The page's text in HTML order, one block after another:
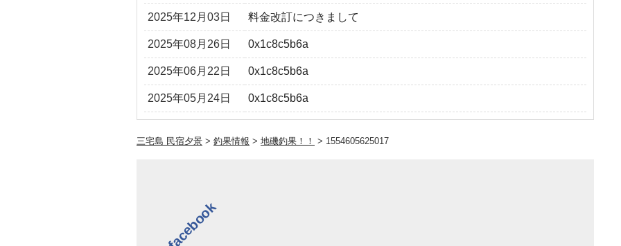
2025年12月03日 料金改訂につきまして
2025年08月26日 0x1c8c5b6a
2025年06月22日 0x1c8c5b6a
2025年05月24日 0x1c8c5b6a
三宅島 民宿夕景 > 釣果情報 > 地磯釣果！！ > 1554605625017
facebook